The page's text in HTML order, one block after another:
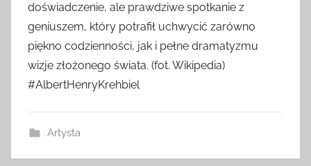
doświadczenie, ale prawdziwe spotkanie z
geniuszem, który potrafił uchwycić zarówno
piękno codzienności, jak i pełne dramatyzmu
wizje złożonego świata. (fot. Wikipedia)
#AlbertHenryKrehbiel
Artysta